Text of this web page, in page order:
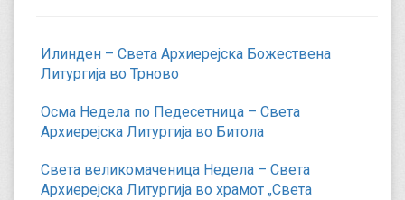
Илинден – Света Архиерејска Божествена
Литургија во Трново
Осма Недела по Педесетница – Света
Архиерејска Литургија во Битола
Света великомаченица Недела – Света
Архиерејска Литургија во храмот „Света